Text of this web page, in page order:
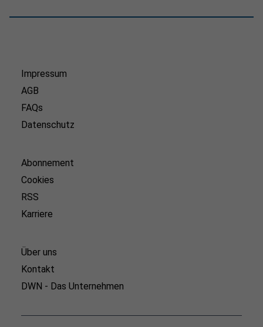
Impressum
AGB
FAQs
Datenschutz
Abonnement
Cookies
RSS
Karriere
Über uns
Kontakt
DWN - Das Unternehmen